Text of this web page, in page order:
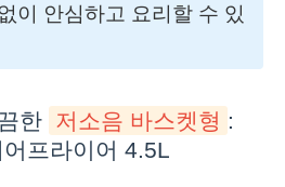
이 안심하고 요리할 수 있
한 저소음 바스켓형 :
프라이어 4.5L